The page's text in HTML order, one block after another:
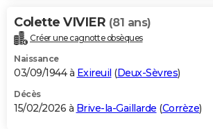
Colette VIVIER (81 ans)
Créer une cagnotte obsèques
Naissance
03/09/1944 à Exireuil (Deux-Sèvres)
Décès
15/02/2026 à Brive-la-Gaillarde (Corrèze)